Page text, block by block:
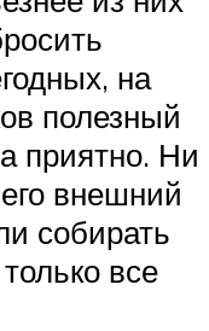
на
полезный
приятно. Ни
внешний
собирать
все